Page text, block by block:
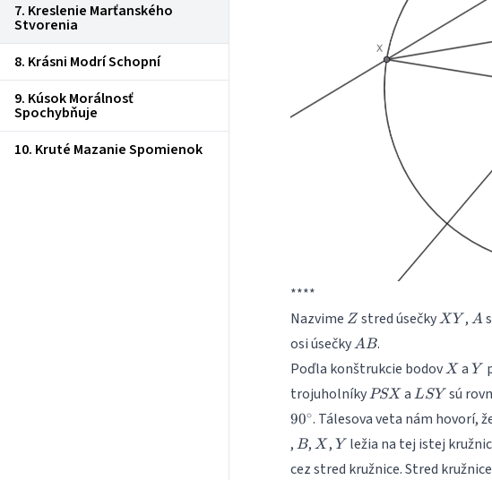
7. Kreslenie Marťanského
Stvorenia
8. Krásni Modrí Schopní
9. Kúsok Morálnosť
Spochybňuje
10. Kruté Mazanie Spomienok
****
Nazvime Z
Zstred úsečky XY
XY , A
A
osi úsečky AB
AB.
Poďla konštrukcie bodov X
Xa Y
Y
trojuholníky PSX
PSXa LSY
LSY sú
90∘. Tálesova veta nám hovorí,
, B
B,X
X , Y
Y ležia na tej istej
cez stred kružnice. Stred kružnice